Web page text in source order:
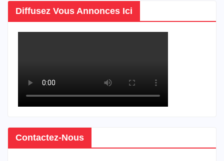
Diffusez Vous Annonces Ici
Contactez-Nous